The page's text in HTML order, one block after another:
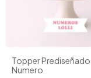
Topper Prediseñado
Numero